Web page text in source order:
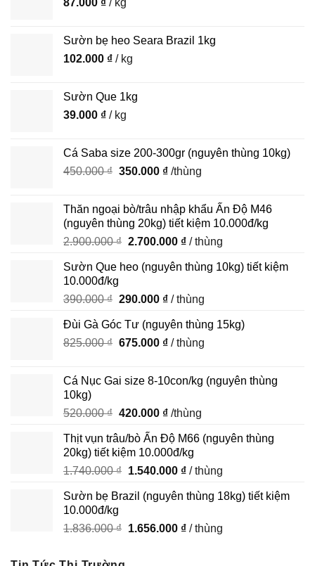
87.000 ₫ / kg
Sườn bẹ heo Seara Brazil 1kg
102.000 ₫ / kg
Sườn Que 1kg
39.000 ₫ / kg
Cá Saba size 200-300gr (nguyên thùng 10kg)
450.000₫ Giá
450.000 ₫.
350.000 ₫Giá
là:
350.000 ₫.
/thùng
Thăn ngoại bò/trâu nhập khẩu Ấn Độ M46
(nguyên thùng 20kg) tiết kiệm 10.000đ/kg
2.900.000₫ Giá
là:
2.700.000 ₫Giá
tại
2.700.000 ₫.
/ thùng
Sườn Que heo (nguyên thùng 10kg) tiết kiệm
10.000đ/kg
390.000₫ Giá
là:
390.000 ₫.
290.000 ₫Giá
tại
là:
/ thùng
Đùi Gà Góc Tư (nguyên thùng 15kg)
825.000₫ Giá
825.000 ₫.
675.000 ₫Giá
là:
/ thùng
Cá Nục Gai size 8-10con/kg (nguyên thùng
10kg)
520.000₫ Giá
là:
520.000 ₫.
420.000 ₫Giá
tại
là:
420.000 ₫.
/thùng
Thịt vụn trâu/bò Ấn Độ M66 (nguyên thùng
20kg) tiết kiệm 10.000đ/kg
1.740.000₫ Giá
là:
1.540.000 ₫Giá
tại
1.540.000 ₫.
/ thùng
Sườn bẹ Brazil (nguyên thùng 18kg) tiết kiệm
10.000đ/kg
1.836.000₫ Giá
1.656.000 ₫Giá
/ thùng